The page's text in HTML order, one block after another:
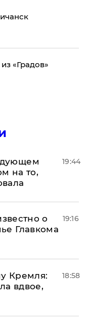
«Градов»
на то,
19:44
о
Главкома
19:16
Кремля:
вдвое,
18:58